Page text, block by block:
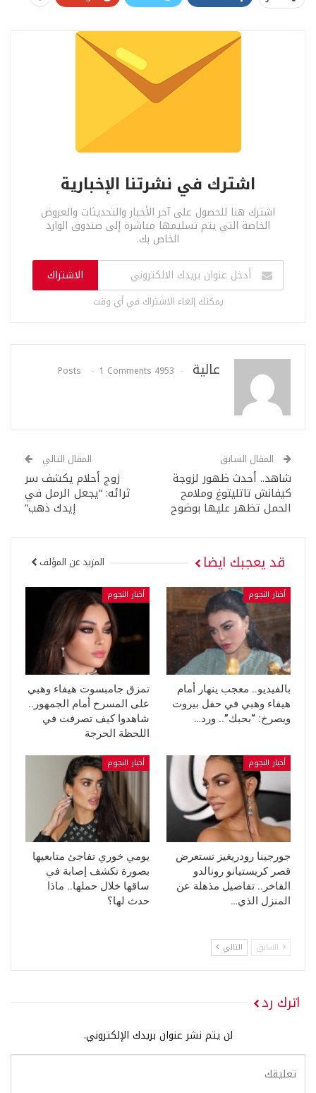
اشترك في نشرتنا الإخبارية
اشترك هنا للحصول على آخر الأخبار والتحديثات والعروض
الخاصة التي يتم تسليمها مباشرة إلى صندوق الوارد
الخاص بك.
الاشتراك
يمكنك إلغاء الاشتراك في أي وقت
عالية 4953 Posts
1 Comments
المقال السابق
شاهد.. أحدث ظهور لزوجة
كيفانش تاتليتوغ وملامح
الحمل تظهر عليها بوضوح
المقال التالي
زوج أحلام يكشف سر
ثرائه: “يجعل الرمل في
إيدك ذهب”
قد يعجبك ايضا المزيد عن المؤلف
أخبار النجوم
بالفيديو.. معجب ينهار أمام
هيفاء وهبي في حفل بيروت
ويصرخ: “بحبك”.. ورد…
أخبار النجوم
تمزق جامبسوت هيفاء وهبي
على المسرح أمام الجمهور..
شاهدوا كيف تصرفت في
اللحظة الحرجة
أخبار النجوم
جورجينا رودريغيز تستعرض
قصر كريستيانو رونالدو
الفاخر.. تفاصيل مذهلة عن
المنزل الذي…
أخبار النجوم
يومي خوري تفاجئ متابعيها
بصورة تكشف إصابة في
ساقها خلال حملها.. ماذا
حدث لها؟
السابق التالي
اترك رد
لن يتم نشر عنوان بريدك الإلكتروني.